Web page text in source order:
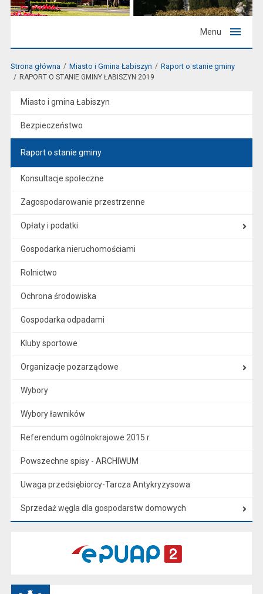
Menu
Strona główna Miasto i Gmina Łabiszyn Raport o stanie gminy
RAPORT O STANIE GMINY ŁABISZYN 2019
Miasto i gmina Łabiszyn
Bezpieczeństwo
Raport o stanie gminy
Konsultacje społeczne
Zagospodarowanie przestrzenne
Opłaty i podatki
Gospodarka nieruchomościami
Rolnictwo
Ochrona środowiska
Gospodarka odpadami
Kluby sportowe
Organizacje pozarządowe
Wybory
Wybory ławników
Referendum ogólnokrajowe 2015 r.
Powszechne spisy - ARCHIWUM
Uwaga przedsiębiorcy-Tarcza Antykryzysowa
Sprzedaż węgla dla gospodarstw domowych